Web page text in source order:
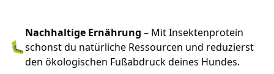
🐛
Nachhaltige Ernährung – Mit Insektenprotein
schonst du natürliche Ressourcen und reduzierst
den ökologischen Fußabdruck deines Hundes.